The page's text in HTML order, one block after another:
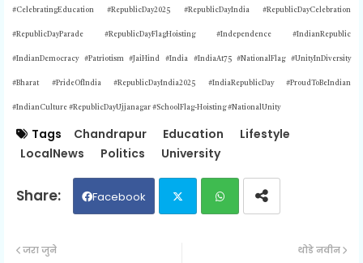
#CelebratingEducation #RepublicDay2025 #RepublicDayIndia #RepublicDayCelebration
#RepublicDayParade #RepublicDayFlagHoisting #Independence #IndianRepublic
#IndianDemocracy #Patriotism #JaiHind #India #IndiaAt75 #NationalFlag #UnityInDiversity
#Bharat #PrideOfIndia #RepublicDayIndia2025 #IndiaRepublicDay #ProudToBeIndian
#IndianCulture #RepublicDayUjjanagar #SchoolFlag-Hoisting #NationalUnity
Tags Chandrapur Education
Lifestyle
LocalNews
Politics University
Facebook
थोडे नवीन
जरा जुने